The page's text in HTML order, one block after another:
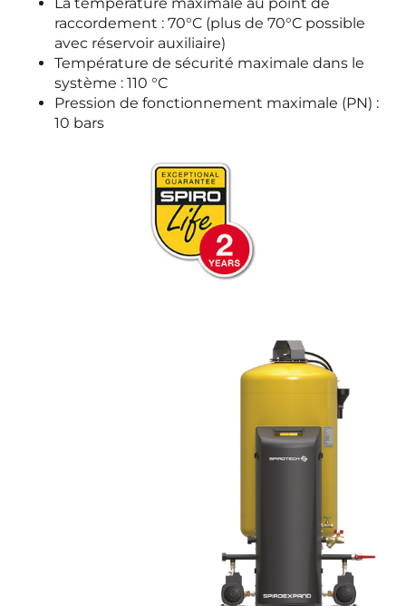
raccordement : 70°C (plus de 70°C possible
avec réservoir auxiliaire)
Température de sécurité maximale dans le
système : 110 °C
Pression de fonctionnement maximale (PN) :
10 bars